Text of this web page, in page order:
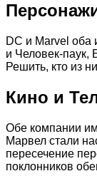
DC и Marvel оба
и Человек-паук,
Решить, кто из
Кино и
Обе компании
Марвел стали
пересечение
поклонников